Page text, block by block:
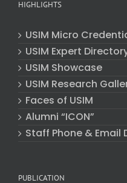
HIGHLIGHTS
USIM Micro
USIM Expert
USIM Showcase
USIM Research
Faces of USIM
Alumni “ICON”
Staff Phone & Email
PUBLICATION